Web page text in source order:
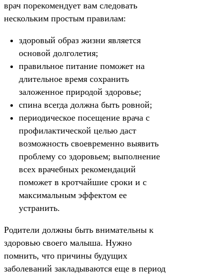
врач порекомендует вам следовать
нескольким простым правилам:
здоровый образ жизни является
основой долголетия;
правильное питание поможет на
длительное время сохранить
заложенное природой здоровье;
спина всегда должна быть ровной;
периодическое посещение врача с
профилактической целью даст
возможность своевременно выявить
проблему со здоровьем; выполнение
всех врачебных рекомендаций
поможет в кротчайшие сроки и с
максимальным эффектом ее
устранить.
Родители должны быть внимательны к
здоровью своего малыша. Нужно
помнить, что причины будущих
заболеваний закладываются еще в период